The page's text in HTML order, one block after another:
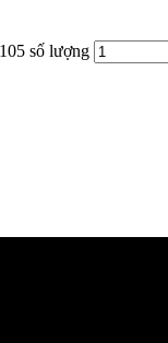
số lượng